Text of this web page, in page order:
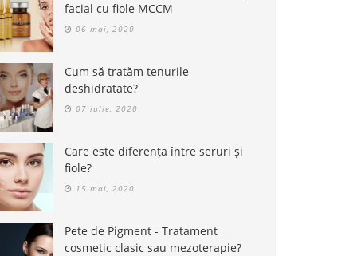
facial cu fiole MCCM
06 mai, 2020
Cum să tratăm tenurile
deshidratate?
07 iulie, 2020
Care este diferența între seruri și
fiole?
15 mai, 2020
Pete de Pigment - Tratament
cosmetic clasic sau mezoterapie?